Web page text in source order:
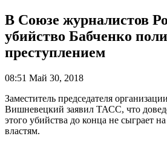
В Союзе журналистов
убийство Бабченко
преступлением
08:51 Май 30, 2018
Заместитель председателя
Вишневецкий заявил ТАСС, что
этого убийства до конца не сыграет
властям.